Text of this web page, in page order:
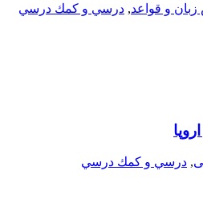
و قواعد, درسي و كمك درسي
, درسي و كمك درسي